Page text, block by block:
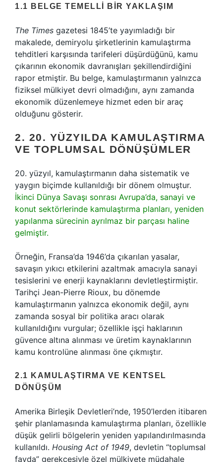
1.1 BELGE TEMELLI BIR YAKLAŞIM
The Times gazetesi 1845’te yayımladığı bir
makalede, demiryolu şirketlerinin kamulaştırma
tehditleri karşısında tarifeleri düşürdüğünü, kamu
çıkarının ekonomik davranışları şekillendirdiğini
rapor etmiştir. Bu belge, kamulaştırmanın yalnızca
fiziksel mülkiyet devri olmadığını, aynı zamanda
ekonomik düzenlemeye hizmet eden bir araç
olduğunu gösterir.
2. 20. YÜZYILDA KAMULAŞTIRMA
VE TOPLUMSAL DÖNÜŞÜMLER
20. yüzyıl, kamulaştırmanın daha sistematik ve
yaygın biçimde kullanıldığı bir dönem olmuştur.
İkinci Dünya Savaşı sonrası Avrupa’da, sanayi ve
konut sektörlerinde kamulaştırma planları, yeniden
yapılanma sürecinin ayrılmaz bir parçası haline
gelmiştir.
Örneğin, Fransa’da 1946’da çıkarılan yasalar,
savaşın yıkıcı etkilerini azaltmak amacıyla sanayi
tesislerini ve enerji kaynaklarını devletleştirmiştir.
Tarihçi Jean-Pierre Rioux, bu dönemde
kamulaştırmanın yalnızca ekonomik değil, aynı
zamanda sosyal bir politika aracı olarak
kullanıldığını vurgular; özellikle işçi haklarının
güvence altına alınması ve üretim kaynaklarının
kamu kontrolüne alınması öne çıkmıştır.
2.1 KAMULAŞTIRMA VE KENTSEL
DÖNÜŞÜM
Amerika Birleşik Devletleri’nde, 1950’lerden itibaren
şehir planlamasında kamulaştırma planları, özellikle
düşük gelirli bölgelerin yeniden yapılandırılmasında
kullanıldı. Housing Act of 1949, devletin “toplumsal
fayda” gerekçesiyle özel mülkiyete müdahale